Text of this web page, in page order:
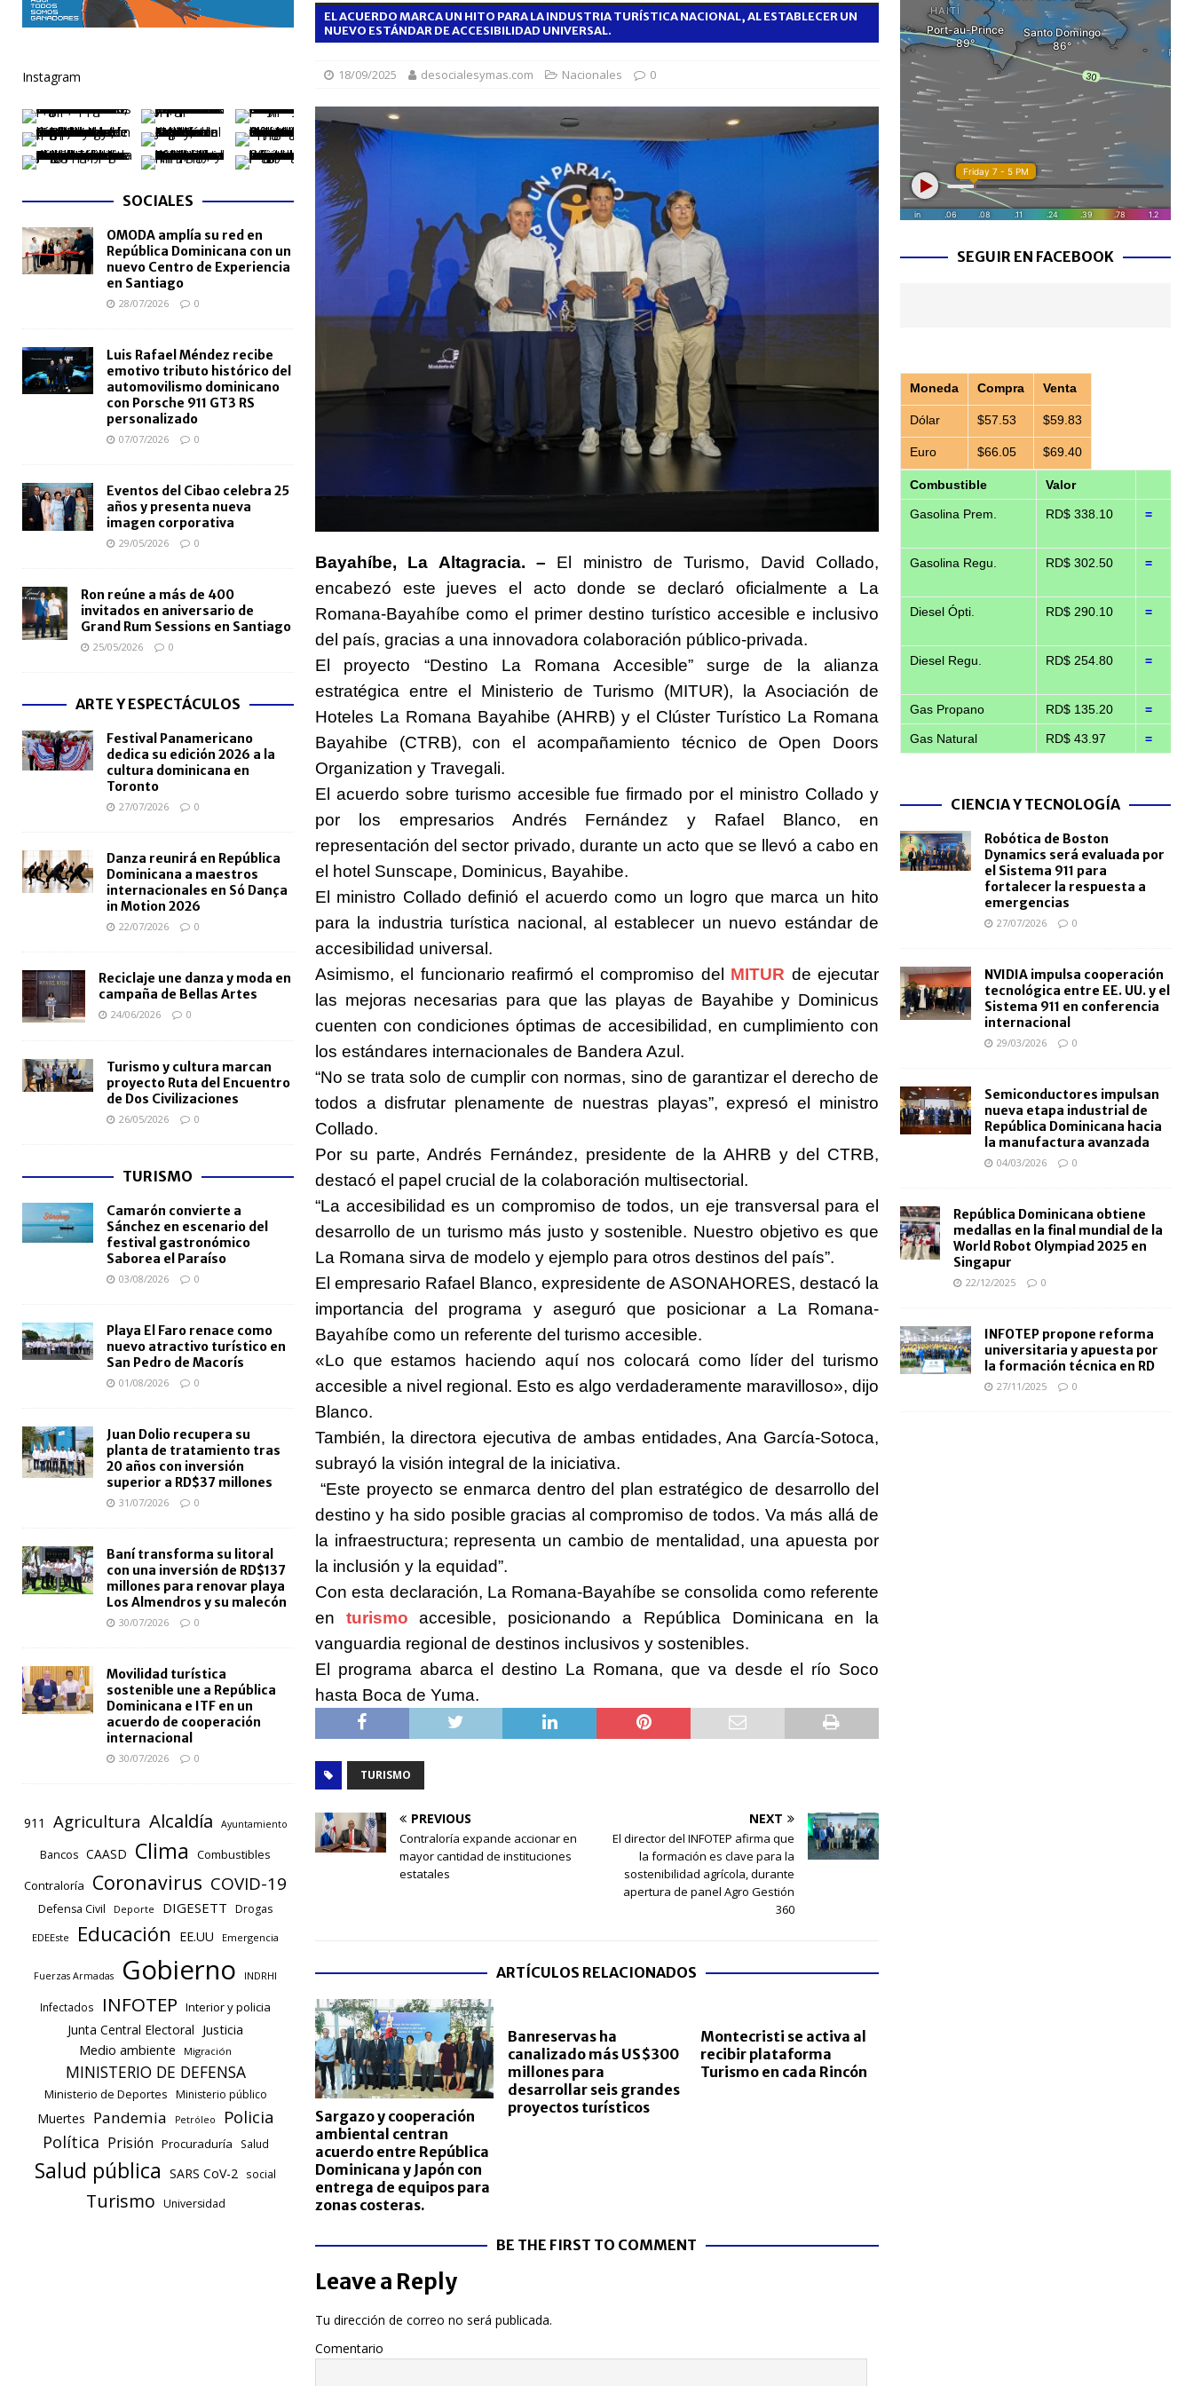
[ 06/08/2026 ]
Becas internacionales benefician a 1,500 jóvenes dominicanos para estudiar maestrías y doctorados en el
Meta RD 2036 reúne a Gobierno, universidades y sector privado para definir la estrategia de desarrollo
nacional
NACIONALES
[ 05/08/2026 ]
Lactancia materna fortalece la salud del bebé y la madre, destaca Hospiten Santo Domingo
SALUD
[ 05/08/2026 ]
TRAE incorpora 29 autobuses para ampliar el transporte escolar antes del inicio del año lectivo 2026-2027
NACIONALES
[ 05/08/2026 ] Santo Domingo celebra 528 años con balance de obras urbanas y nuevos proyectos para la capital
NACIONALES
EL ACUERDO MARCA UN HITO PARA LA INDUSTRIA TURÍSTICA NACIONAL, AL ESTABLECER UN
NUEVO ESTÁNDAR DE ACCESIBILIDAD UNIVERSAL.
18/09/2025 desocialesymas.com Nacionales 0
Bayahíbe, La Altagracia. – El ministro de Turismo, David Collado,
encabezó este jueves el acto donde se declaró oficialmente a La
Romana-Bayahíbe como el primer destino turístico accesible e inclusivo
del país, gracias a una innovadora colaboración público-privada.
El proyecto “Destino La Romana Accesible” surge de la alianza
estratégica entre el Ministerio de Turismo (MITUR), la Asociación de
Hoteles La Romana Bayahibe (AHRB) y el Clúster Turístico La Romana
Bayahibe (CTRB), con el acompañamiento técnico de Open Doors
Organization y Travegali.
El acuerdo sobre turismo accesible fue firmado por el ministro Collado y
por los empresarios Andrés Fernández y Rafael Blanco, en
representación del sector privado, durante un acto que se llevó a cabo en
el hotel Sunscape, Dominicus, Bayahibe.
El ministro Collado definió el acuerdo como un logro que marca un hito
para la industria turística nacional, al establecer un nuevo estándar de
accesibilidad universal.
Asimismo, el funcionario reafirmó el compromiso del MITUR de ejecutar
las mejoras necesarias para que las playas de Bayahibe y Dominicus
cuenten con condiciones óptimas de accesibilidad, en cumplimiento con
los estándares internacionales de Bandera Azul.
“No se trata solo de cumplir con normas, sino de garantizar el derecho de
todos a disfrutar plenamente de nuestras playas”, expresó el ministro
Collado.
Por su parte, Andrés Fernández, presidente de la AHRB y del CTRB,
destacó el papel crucial de la colaboración multisectorial.
“La accesibilidad es un compromiso de todos, un eje transversal para el
desarrollo de un turismo más justo y sostenible. Nuestro objetivo es que
La Romana sirva de modelo y ejemplo para otros destinos del país”.
El empresario Rafael Blanco, expresidente de ASONAHORES, destacó la
importancia del programa y aseguró que posicionar a La Romana-
Bayahíbe como un referente del turismo accesible.
«Lo que estamos haciendo aquí nos colocará como líder del turismo
accesible a nivel regional. Esto es algo verdaderamente maravilloso», dijo
Blanco.
También, la directora ejecutiva de ambas entidades, Ana García-Sotoca,
subrayó la visión integral de la iniciativa.
“Este proyecto se enmarca dentro del plan estratégico de desarrollo del
destino y ha sido posible gracias al compromiso de todos. Va más allá de
la infraestructura; representa un cambio de mentalidad, una apuesta por
la inclusión y la equidad”.
Con esta declaración, La Romana-Bayahíbe se consolida como referente
en turismo accesible, posicionando a República Dominicana en la
vanguardia regional de destinos inclusivos y sostenibles.
El programa abarca el destino La Romana, que va desde el río Soco
hasta Boca de Yuma.
TURISMO
PREVIOUS
Contraloría expande accionar en
mayor cantidad de instituciones
estatales
NEXT
El director del INFOTEP afirma que
la formación es clave para la
sostenibilidad agrícola, durante
apertura de panel Agro Gestión
360
ARTÍCULOS RELACIONADOS
Sargazo y cooperación
ambiental centran
acuerdo entre República
Dominicana y Japón con
entrega de equipos para
zonas costeras.
Banreservas ha
canalizado más US$300
millones para
desarrollar seis grandes
proyectos turísticos
Montecristi se activa al
recibir plataforma
Turismo en cada Rincón
BE THE FIRST TO COMMENT
Leave a Reply
Tu dirección de correo no será publicada.
Comentario
Instagram
SOCIALES
OMODA amplía su red en
República Dominicana con un
nuevo Centro de Experiencia
en Santiago
28/07/2026 0
Luis Rafael Méndez recibe
emotivo tributo histórico del
automovilismo dominicano
con Porsche 911 GT3 RS
personalizado
07/07/2026 0
Eventos del Cibao celebra 25
años y presenta nueva
imagen corporativa
29/05/2026 0
Ron reúne a más de 400
invitados en aniversario de
Grand Rum Sessions en Santiago
25/05/2026 0
ARTE Y ESPECTÁCULOS
Festival Panamericano
dedica su edición 2026 a la
cultura dominicana en
Toronto
27/07/2026 0
Danza reunirá en República
Dominicana a maestros
internacionales en Só Dança
in Motion 2026
22/07/2026 0
Reciclaje une danza y moda en
campaña de Bellas Artes
24/06/2026 0
Turismo y cultura marcan
proyecto Ruta del Encuentro
de Dos Civilizaciones
26/05/2026 0
TURISMO
Camarón convierte a
Sánchez en escenario del
festival gastronómico
Saborea el Paraíso
03/08/2026 0
Playa El Faro renace como
nuevo atractivo turístico en
San Pedro de Macorís
01/08/2026 0
Juan Dolio recupera su
planta de tratamiento tras
20 años con inversión
superior a RD$37 millones
31/07/2026 0
Baní transforma su litoral
con una inversión de RD$137
millones para renovar playa
Los Almendros y su malecón
30/07/2026 0
Movilidad turística
sostenible une a República
Dominicana e ITF en un
acuerdo de cooperación
internacional
30/07/2026 0
911 Agricultura Alcaldía Ayuntamiento
Bancos CAASD Clima
Combustibles
Contraloría
Coronavirus COVID-19
Defensa Civil Deporte DIGESETT Drogas
EDEEste Educación EE.UU Emergencia
Fuerzas Armadas Gobierno INDRHI
Infectados INFOTEP Interior y policia
Junta Central Electoral Justicia
Medio ambiente Migración
MINISTERIO DE DEFENSA
Ministerio de Deportes Ministerio público
Muertes Pandemia Petróleo Policia
Política Prisión Procuraduría Salud
Salud pública SARS CoV-2 social
Turismo Universidad
SEGUIR EN FACEBOOK
Moneda Compra Venta
Dólar $57.53 $59.83
Euro $66.05 $69.40
Combustible Valor
Gasolina Prem. RD$ 338.10 =
Gasolina Regu. RD$ 302.50 =
Diesel Ópti. RD$ 290.10 =
Diesel Regu. RD$ 254.80 =
Gas Propano RD$ 135.20 =
Gas Natural RD$ 43.97 =
CIENCIA Y TECNOLOGÍA
Robótica de Boston
Dynamics será evaluada por
el Sistema 911 para
fortalecer la respuesta a
emergencias
27/07/2026 0
NVIDIA impulsa cooperación
tecnológica entre EE. UU. y el
Sistema 911 en conferencia
internacional
29/03/2026 0
Semiconductores impulsan
nueva etapa industrial de
República Dominicana hacia
la manufactura avanzada
04/03/2026 0
República Dominicana obtiene
medallas en la final mundial de la
World Robot Olympiad 2025 en
Singapur
22/12/2025 0
INFOTEP propone reforma
universitaria y apuesta por
la formación técnica en RD
27/11/2025 0